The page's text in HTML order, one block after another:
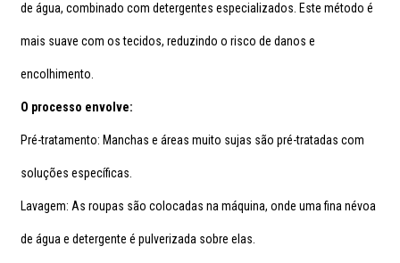
de água, combinado com detergentes especializados. Este método é
mais suave com os tecidos, reduzindo o risco de danos e
encolhimento.
O processo envolve:
Pré-tratamento: Manchas e áreas muito sujas são pré-tratadas com
soluções específicas.
Lavagem: As roupas são colocadas na máquina, onde uma fina névoa
de água e detergente é pulverizada sobre elas.